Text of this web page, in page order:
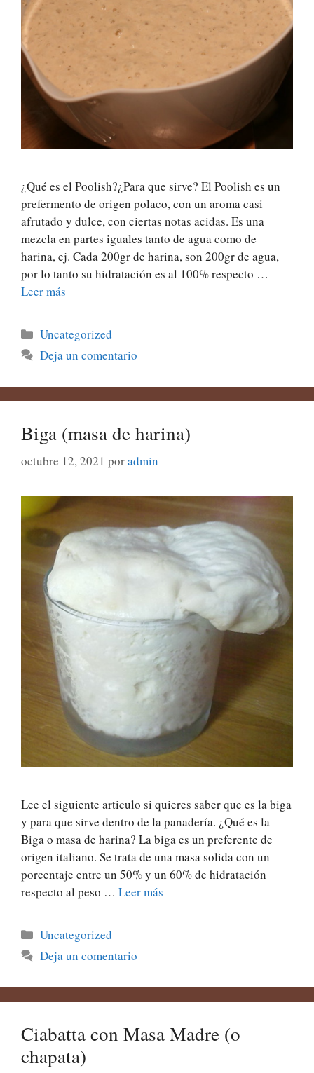
¿Qué es el Poolish?¿Para que sirve? El Poolish es un
prefermento de origen polaco, con un aroma casi
afrutado y dulce, con ciertas notas acidas. Es una
mezcla en partes iguales tanto de agua como de
harina, ej. Cada 200gr de harina, son 200gr de agua,
por lo tanto su hidratación es al 100% respecto …
Leer más
Categorías
Uncategorized
Deja un comentario
Biga (masa de harina)
octubre 12, 2021 poradmin
Lee el siguiente articulo si quieres saber que es la biga
y para que sirve dentro de la panadería. ¿Qué es la
Biga o masa de harina? La biga es un preferente de
origen italiano. Se trata de una masa solida con un
porcentaje entre un 50% y un 60% de hidratación
respecto al peso … Leer más
Categorías
Uncategorized
Deja un comentario
Ciabatta con Masa Madre (o
chapata)